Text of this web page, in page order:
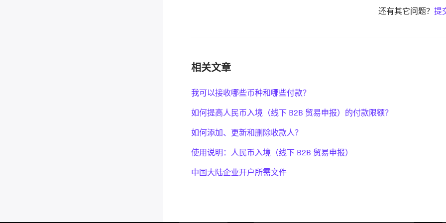
还有其它问题？ 提
相关文章
我可以接收哪些币种和哪些付款？
如何提高人民币入境（线下 B2B 贸易申报）的付款限额？
如何添加、更新和删除收款人？
使用说明：人民币入境（线下 B2B 贸易申报）
中国大陆企业开户所需文件